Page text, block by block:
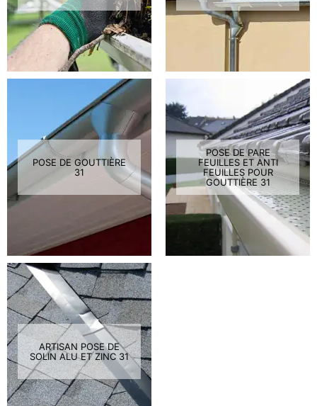
POSE DE GOUTTIÈRE
31
POSE DE PARE
FEUILLES ET ANTI
FEUILLES POUR
GOUTTIÈRE 31
ARTISAN POSE DE
SOLIN ALU ET ZINC 31